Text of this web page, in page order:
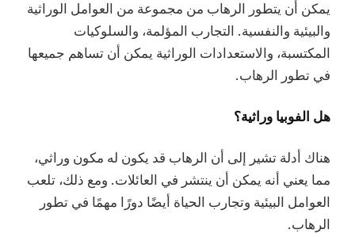
يمكن أن يتطور الرهاب من مجموعة من العوامل الوراثية
والبيئية والنفسية. التجارب المؤلمة، والسلوكيات
المكتسبة، والاستعدادات الوراثية يمكن أن تساهم جميعها
في تطور الرهاب.
هل الفوبيا وراثية؟
هناك أدلة تشير إلى أن الرهاب قد يكون له مكون وراثي،
مما يعني أنه يمكن أن ينتشر في العائلات. ومع ذلك، تلعب
العوامل البيئية وتجارب الحياة أيضًا دورًا مهمًا في تطور
الرهاب.